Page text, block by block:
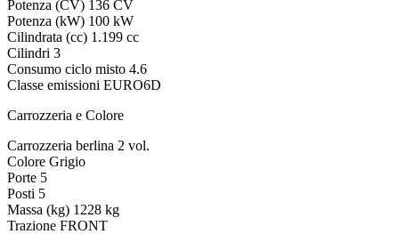
Potenza (CV) 136 CV
Potenza (kW) 100 kW
Cilindrata (cc) 1.199 cc
Cilindri 3
Consumo ciclo misto 4.6
Classe emissioni EURO6D
Carrozzeria e Colore
Carrozzeria berlina 2 vol.
Colore Grigio
Porte 5
Posti 5
Massa (kg) 1228 kg
Trazione FRONT